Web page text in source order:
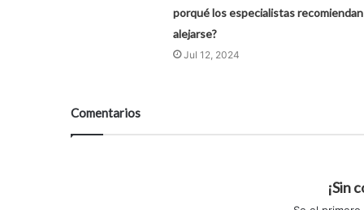
porqué los especialistas recomiendan
alejarse?
Jul 12, 2024
Comentarios
¡Sin